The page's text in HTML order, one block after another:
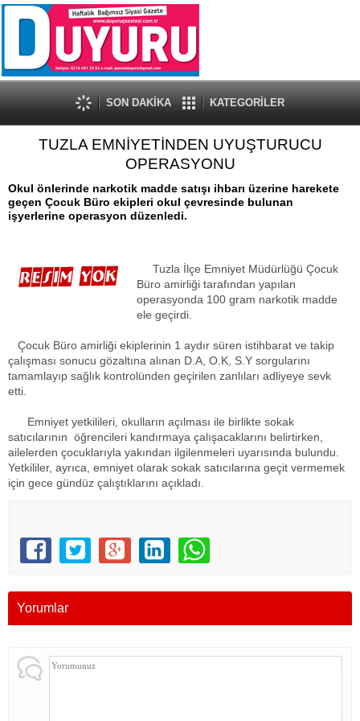
SON DAKİKA KATEGORİLER
TUZLA EMNİYETİNDEN UYUŞTURUCU
OPERASYONU
Okul önlerinde narkotik madde satışı ihbarı üzerine harekete
geçen Çocuk Büro ekipleri okul çevresinde bulunan
işyerlerine operasyon düzenledi.
Tuzla İlçe Emniyet Müdürlüğü Çocuk
Büro amirliği tarafından yapılan
operasyonda 100 gram narkotik madde
ele geçirdi.
Çocuk Büro amirliği ekiplerinin 1 aydır süren istihbarat ve takip
çalışması sonucu gözaltına alınan D.A, O.K, S.Y sorgularını
tamamlayıp sağlık kontrolünden geçirilen zanlıları adliyeye sevk
etti.
Emniyet yetkilileri, okulların açılması ile birlikte sokak
satıcılarının öğrencileri kandırmaya çalışacaklarını belirtirken,
ailelerden çocuklarıyla yakından ilgilenmeleri uyarısında bulundu.
Yetkililer, ayrıca, emniyet olarak sokak satıcılarına geçit vermemek
için gece gündüz çalıştıklarını açıkladı.
Yorumlar